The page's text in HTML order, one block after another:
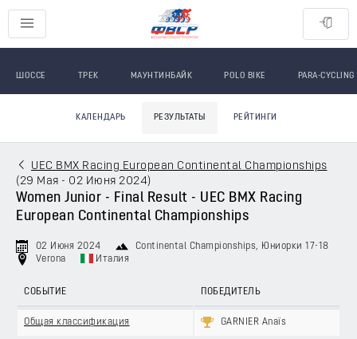
ШОССЕ ТРЕК МАУНТИНБАЙК POLO BIKE PARA-CYCLING
КАЛЕНДАРЬ РЕЗУЛЬТАТЫ РЕЙТИНГИ
UEC BMX Racing European Continental Championships
(29 Мая - 02 Июня 2024)
Women Junior - Final Result - UEC BMX Racing
European Continental Championships
02 Июня 2024 Continental Championships, Юниорки 17-18
Verona
Италия
СОБЫТИЕ ПОБЕДИТЕЛЬ
Общая классификация GARNIER Anaïs